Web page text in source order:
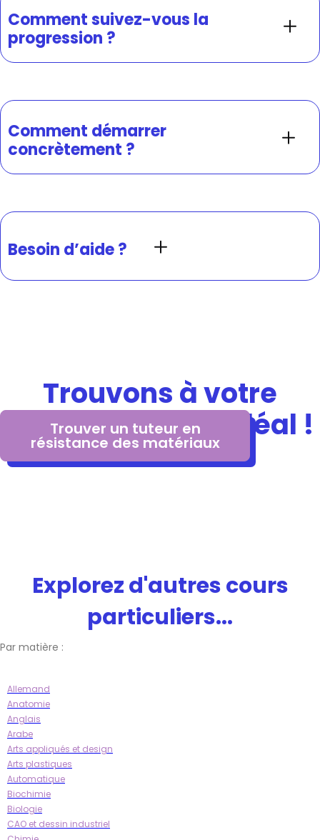
Comment suivez-vous la
progression ?
Comment démarrer
concrètement ?
Besoin d’aide ?
Trouvons à votre
enfant le tuteur idéal !
Trouver un tuteur en
résistance des matériaux
Explorez d'autres cours
particuliers...
Par matière :
Allemand
Anatomie
Anglais
Arabe
Arts appliqués et design
Arts plastiques
Automatique
Biochimie
Biologie
CAO et dessin industriel